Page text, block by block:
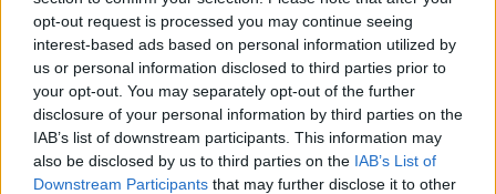
opt-out request is processed you may continue seeing
interest-based ads based on personal information utilized by
us or personal information disclosed to third parties prior to
your opt-out. You may separately opt-out of the further
disclosure of your personal information by third parties on the
IAB’s list of downstream participants. This information may
also be disclosed by us to third parties on the IAB’s List of
Downstream Participants that may further disclose it to other
Zlati ali srebrni nakit - simbol moči
in prefinjenosti
Zlati nakit je tradicionalno povezan z bogastvom,
razkošjem in toplino. Ljudje, ki ga nosijo, so
največkrat ambiciozni, samozavestni in obožujejo